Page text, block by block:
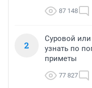
87 148
2
Суровой
узнать по
приметы
77 827